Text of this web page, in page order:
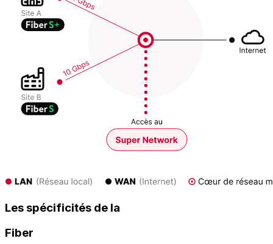
Les spécificités de la
Fiber